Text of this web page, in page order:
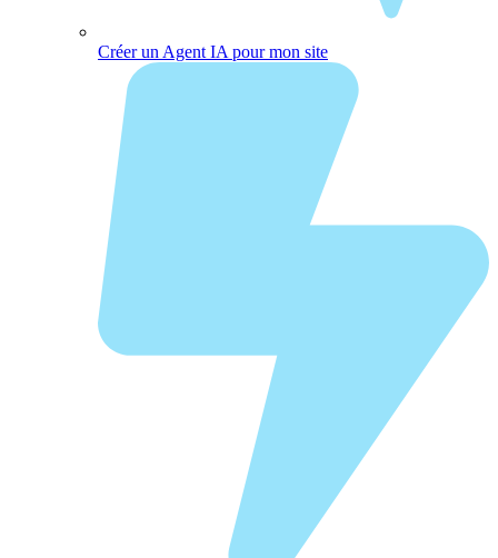
Créer un Agent IA pour mon site